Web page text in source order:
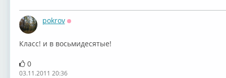
pokrov
Класс! и в восьмидесятые!
0
03.11.2011 20:36